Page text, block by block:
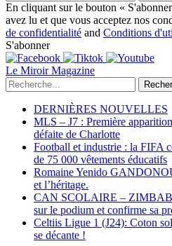
En cliquant sur le bouton «
avez lu et que vous acceptez nos
de confidentialité and Conditions
S'abonner
Le Miroir Magazine
DERNIÈRES NOUVELLES
MLS – J7 : Première
défaite de Charlotte
Football et industrie : la FIFA
de 75 000 vêtements éducatifs
Romaine Yenido
et l’héritage.
CAN SCOLAIRE –
sur le podium et confirme sa
Celtiis Ligue 1 (J24): Coton
se décante !